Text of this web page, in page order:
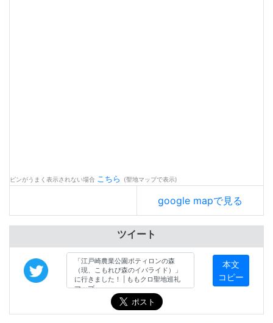
ピンがうまく表示されない場合 こちら (聖地マップで表示)
google mapで見る
ツイート
本文
コピー